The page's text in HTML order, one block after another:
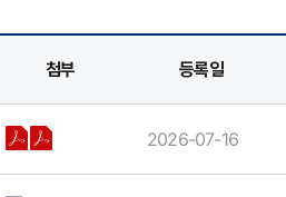
첨부 등록일
2026-07-16